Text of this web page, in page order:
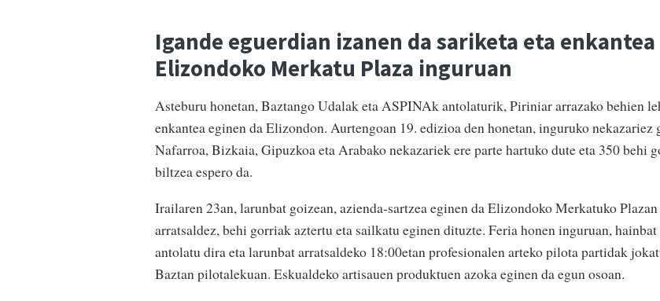
Igande eguerdian izanen da sariketa eta enkantea
Elizondoko Merkatu Plaza inguruan
Asteburu honetan, Baztango Udalak eta ASPINAk antolaturik, Piriniar arrazako behien
enkantea eginen da Elizondon. Aurtengoan 19. edizioa den honetan, inguruko nekazariez
Nafarroa, Bizkaia, Gipuzkoa eta Arabako nekazariek ere parte hartuko dute eta 350 behi
biltzea espero da.
Irailaren 23an, larunbat goizean, azienda-sartzea eginen da Elizondoko Merkatuko Plazan
arratsaldez, behi gorriak aztertu eta sailkatu eginen dituzte. Feria honen inguruan,
antolatu dira eta larunbat arratsaldeko 18:00etan profesionalen arteko pilota partidak
Baztan pilotalekuan. Eskualdeko artisauen produktuen azoka eginen da egun osoan.